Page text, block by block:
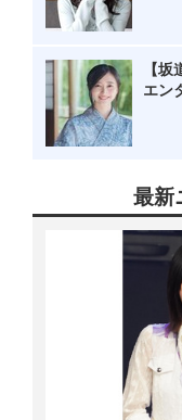
【
エン
最新